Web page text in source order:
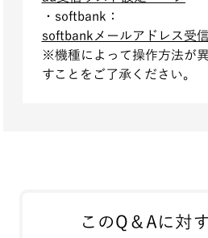
・softbank：
softbankメールアドレス受
※機種によって操作方法が
すことをご了承ください。
このQ＆Aに対